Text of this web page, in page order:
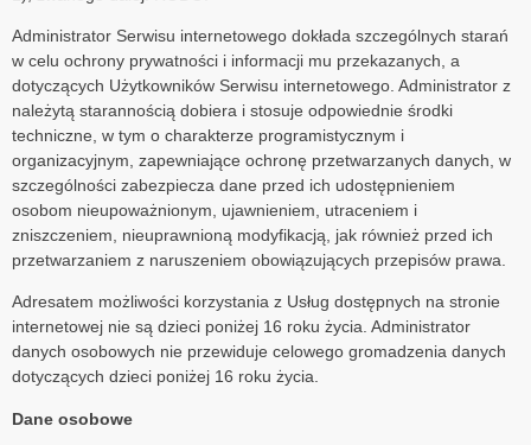
Administrator Serwisu internetowego dokłada szczególnych starań
w celu ochrony prywatności i informacji mu przekazanych, a
dotyczących Użytkowników Serwisu internetowego. Administrator z
należytą starannością dobiera i stosuje odpowiednie środki
techniczne, w tym o charakterze programistycznym i
organizacyjnym, zapewniające ochronę przetwarzanych danych, w
szczególności zabezpiecza dane przed ich udostępnieniem
osobom nieupoważnionym, ujawnieniem, utraceniem i
zniszczeniem, nieuprawnioną modyfikacją, jak również przed ich
przetwarzaniem z naruszeniem obowiązujących przepisów prawa.
Adresatem możliwości korzystania z Usług dostępnych na stronie
internetowej nie są dzieci poniżej 16 roku życia. Administrator
danych osobowych nie przewiduje celowego gromadzenia danych
dotyczących dzieci poniżej 16 roku życia.
Dane osobowe